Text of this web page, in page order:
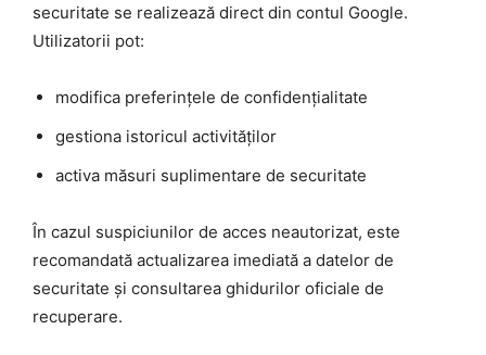
securitate se realizează direct din contul Google.
Utilizatorii pot:
modifica preferințele de confidențialitate
gestiona istoricul activităților
activa măsuri suplimentare de securitate
În cazul suspiciunilor de acces neautorizat, este
recomandată actualizarea imediată a datelor de
securitate și consultarea ghidurilor oficiale de
recuperare.